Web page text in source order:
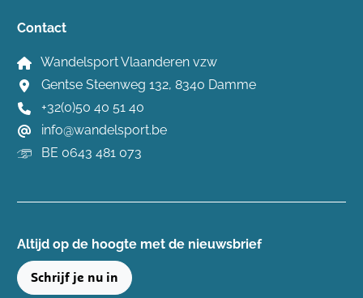
Contact
Wandelsport Vlaanderen vzw
Gentse Steenweg 132, 8340 Damme
+32(0)50 40 51 40
info@wandelsport.be
BE 0643 481 073
Altijd op de hoogte ​met de nieuwsbrief
Schrijf je nu in